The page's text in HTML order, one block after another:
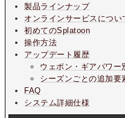
製品ラインナップ
オンラインサービスについ
初めてのSplatoon
操作方法
アップデート履歴
ウェポン・ギアパワー
シーズンごとの追加要
FAQ
システム詳細仕様